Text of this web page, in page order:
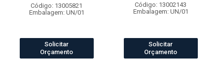
Código: 13005821
Embalagem: UN/01
Solicitar
Orçamento
Código: 13002143
Embalagem: UN/01
Solicitar
Orçamento